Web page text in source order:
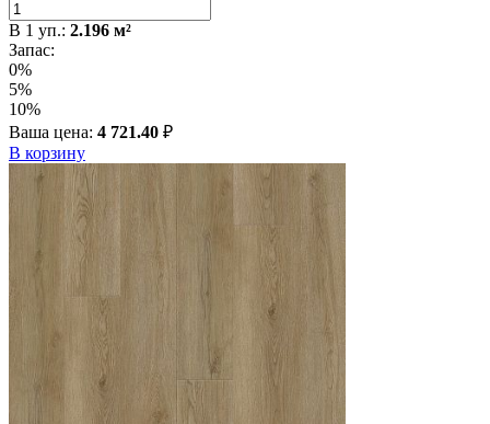
В 1 уп.: 2.196 м²
Запас:
0%
5%
10%
Ваша цена: 4 721.40 ₽
В корзину